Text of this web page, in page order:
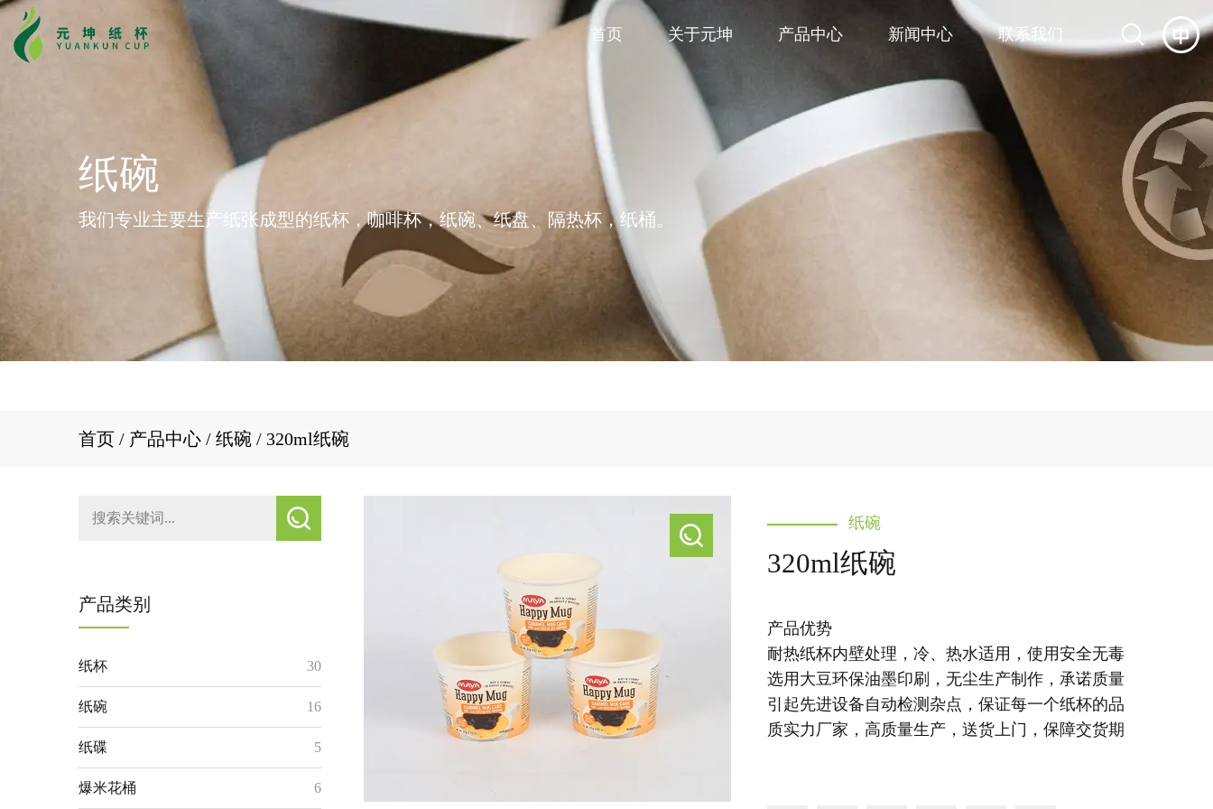
首页 关于元坤 产品中心 新闻中心 联系我们
我们专业主要生产纸张成型的纸杯，咖啡杯，纸碗、纸盘、隔热杯，纸桶。
首页 / 产品中心 / 纸碗 / 320ml纸碗
产品类别
纸杯 30
纸碗 16
纸碟 5
爆米花桶 6
纸碗
320ml纸碗
产品优势
耐热纸杯内壁处理，冷、热水适用，使用安全无毒
选用大豆环保油墨印刷，无尘生产制作，承诺质量
引起先进设备自动检测杂点，保证每一个纸杯的品
质实力厂家，高质量生产，送货上门，保障交货期